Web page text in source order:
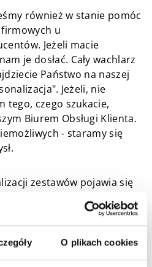
O plikach cookies
również w stanie pomóc
u
Jeżeli macie
je dosłać. Cały wachlarz
Państwo na naszej
Jeżeli, nie
tego, czego szukacie,
Biurem Obsługi Klienta.
- staramy się
zestawów pojawia się